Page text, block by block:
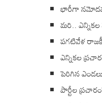
భారీగా
మరి..
పగటివేళ
ఎన్నికల
పెరిగిన
పార్టీల